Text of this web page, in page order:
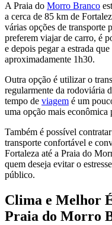
A Praia do Morro Branco
a cerca de 85 km de
várias opções de transporte
preferem viajar de carro, é
e depois pegar a estrada
aproximadamente 1h30.
Outra opção é utilizar o
regularmente da rodoviária
tempo de viagem é um
uma opção mais
Também é possível
transporte confortável e
Fortaleza até a Praia do
quem deseja evitar o
público.
Clima e Melhor
Praia do Morro